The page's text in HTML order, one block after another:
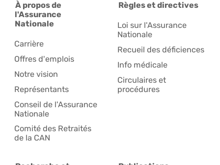
À propos de
l'Assurance
Nationale
Carrière
Offres d'emplois
Notre vision
Représentants
Conseil de l'Assurance
Nationale
Comité des Retraités
de la CAN
Règles et directives
Loi sur l'Assurance
Nationale
Recueil des déficiences
Info médicale
Circulaires et
procédures